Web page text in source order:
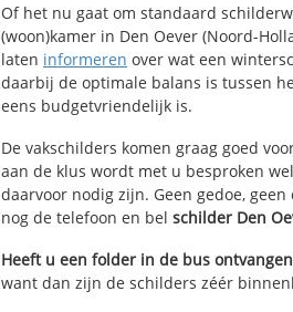
Of het nu gaat om standaard
(woon)kamer in Den Oever (Noord-
laten informeren over wat een
daarbij de optimale balans is tussen
eens budgetvriendelijk is.
De vakschilders komen graag goed
aan de klus wordt met u besproken
daarvoor nodig zijn. Geen gedoe,
nog de telefoon en bel schilder Den
Heeft u een folder in de bus
want dan zijn de schilders zéér